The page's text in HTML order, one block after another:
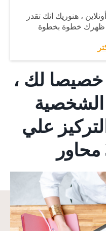
، هنوريك انك تقدر
ظهرك خطوة بخطوة
لك ،
الشخصية
علي